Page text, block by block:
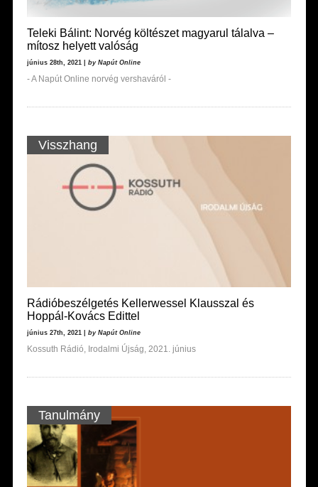
Teleki Bálint: Norvég költészet magyarul tálalva –
mítosz helyett valóság
június 28th, 2021 | by Napút Online
- A Napút Online norvég vershaváról -
Visszhang
Rádióbeszélgetés Kellerwessel Klausszal és
Hoppál-Kovács Edittel
június 27th, 2021 | by Napút Online
Kossuth Rádió, Irodalmi Újság, 2021. június
Tanulmány